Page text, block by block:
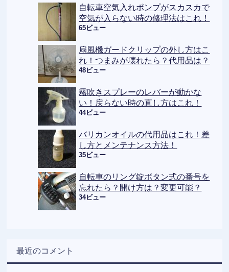
自転車空気入れポンプがスカスカで
空気が入らない時の修理法はこれ！
65ビュー
扇風機ガードクリップの外し方はこ
れ！つまみが壊れたら？代用品は？
48ビュー
霧吹きスプレーのレバーが動かな
い！戻らない時の直し方はこれ！
44ビュー
バリカンオイルの代用品はこれ！差
し方とメンテナンス方法！
35ビュー
自転車のリング錠ボタン式の番号を
忘れたら？開け方は？変更可能？
34ビュー
最近のコメント